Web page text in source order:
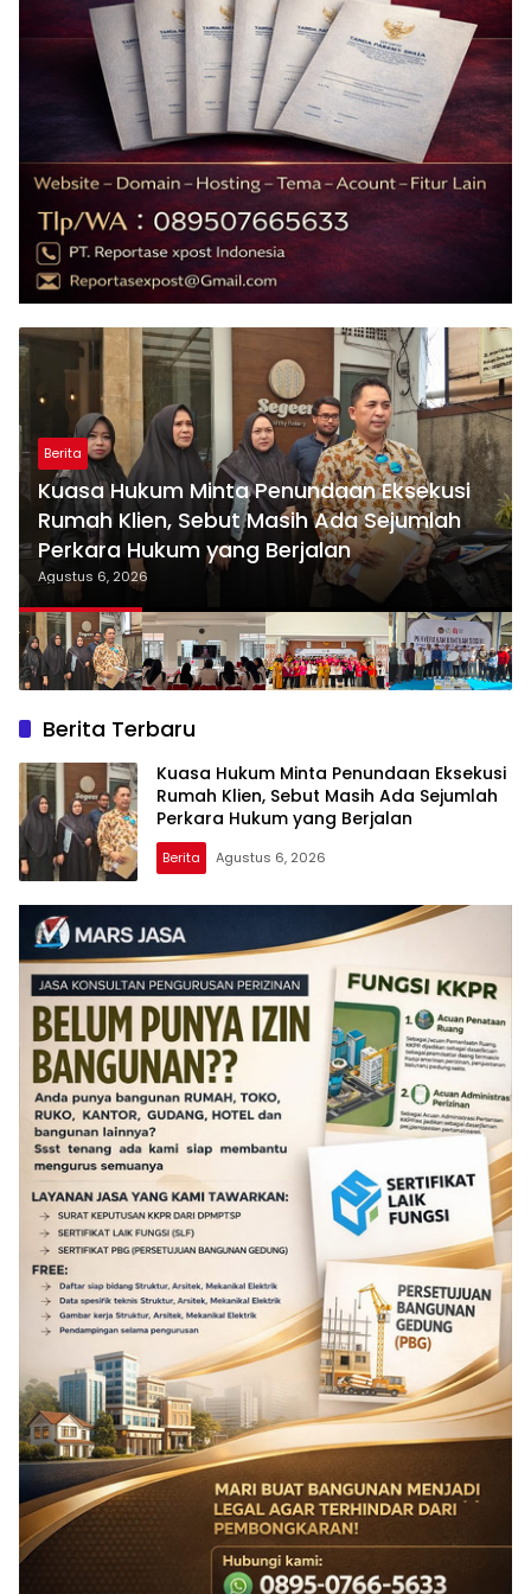
Berita
Kuasa Hukum Minta Penundaan Eksekusi
Rumah Klien, Sebut Masih Ada Sejumlah
Perkara Hukum yang Berjalan
Agustus 6, 2026
Berita Terbaru
Kuasa Hukum Minta Penundaan Eksekusi
Rumah Klien, Sebut Masih Ada Sejumlah
Perkara Hukum yang Berjalan
Berita Agustus 6, 2026